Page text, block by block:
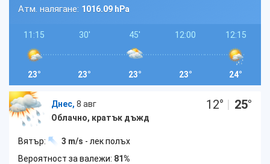
Атм. налягане: 1016.09 hPa
11:15
23°
30'
23°
45'
23°
12:00
23°
12:15
24°
Днес, 8 авг
Облачно, кратък дъжд
12° | 25°
Вятър: 3 m/s - лек полъх
Вероятност за валежи: 81%